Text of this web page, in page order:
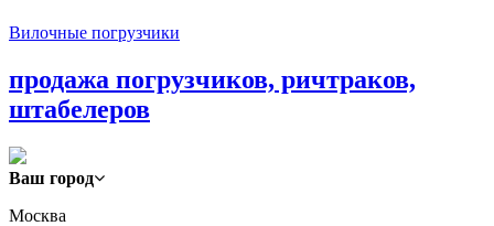
Вилочные погрузчики
продажа погрузчиков, ричтраков,
штабелеров
Ваш город
Москва